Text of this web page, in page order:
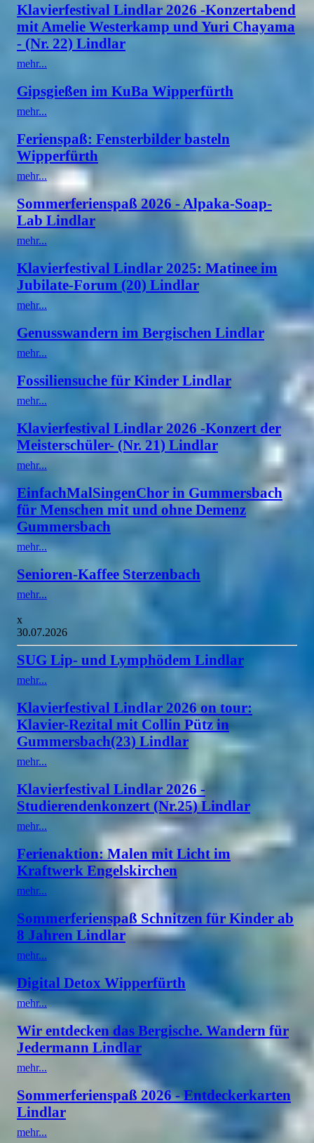
Klavierfestival Lindlar 2026 -Konzertabend
mit Amelie Westerkamp und Yuri Chayama
- (Nr. 22) Lindlar
mehr...
Gipsgießen im KuBa Wipperfürth
mehr...
Ferienspaß: Fensterbilder basteln
Wipperfürth
mehr...
Sommerferienspaß 2026 - Alpaka-Soap-
Lab Lindlar
mehr...
Klavierfestival Lindlar 2025: Matinee im
Jubilate-Forum (20) Lindlar
mehr...
Genusswandern im Bergischen Lindlar
mehr...
Fossiliensuche für Kinder Lindlar
mehr...
Klavierfestival Lindlar 2026 -Konzert der
Meisterschüler- (Nr. 21) Lindlar
mehr...
EinfachMalSingenChor in Gummersbach
für Menschen mit und ohne Demenz
Gummersbach
mehr...
Senioren-Kaffee Sterzenbach
mehr...
x
30.07.2026
SUG Lip- und Lymphödem Lindlar
mehr...
Klavierfestival Lindlar 2026 on tour:
Klavier-Rezital mit Collin Pütz in
Gummersbach(23) Lindlar
mehr...
Klavierfestival Lindlar 2026 -
Studierendenkonzert (Nr.25) Lindlar
mehr...
Ferienaktion: Malen mit Licht im
Kraftwerk Engelskirchen
mehr...
Sommerferienspaß Schnitzen für Kinder ab
8 Jahren Lindlar
mehr...
Digital Detox Wipperfürth
mehr...
Wir entdecken das Bergische. Wandern für
Jedermann Lindlar
mehr...
Sommerferienspaß 2026 - Entdeckerkarten
Lindlar
mehr...